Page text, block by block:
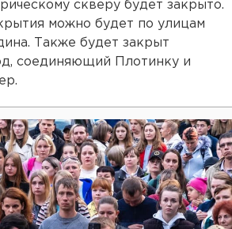
скверу будет закрыто.
можно будет по улицам
Также будет закрыт
соединяющий Плотинку и